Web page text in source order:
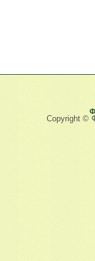
Copyright ©